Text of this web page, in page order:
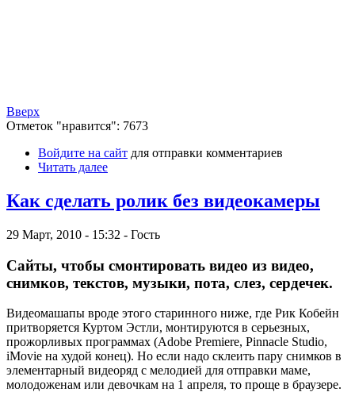
Вверх
Отметок "нравится": 7673
Войдите на сайт для отправки комментариев
Читать далее
Как сделать ролик без видеокамеры
29 Март, 2010 - 15:32 - Гость
Сайты, чтобы смонтировать видео из видео,
снимков, текстов, музыки, пота, слез, сердечек.
Видеомашапы вроде этого старинного ниже, где Рик Кобейн
притворяется Куртом Эстли, монтируются в серьезных,
прожорливых программах (Adobe Premiere, Pinnacle Studio,
iMovie на худой конец). Но если надо склеить пару снимков в
элементарный видеоряд с мелодией для отправки маме,
молодоженам или девочкам на 1 апреля, то проще в браузере.